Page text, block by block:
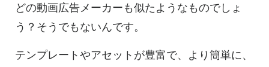
どの動画広告メーカーも似たようなものでしょ
う？そうでもないんです。
テンプレートやアセットが豊富で、より簡単に、